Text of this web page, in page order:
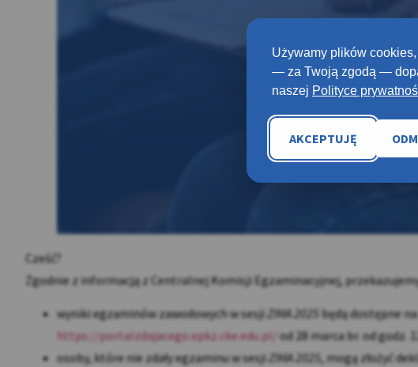
Używamy plików
— za Twoją zgodą —
naszej Polityce
AKCEPTUJĘ
Cześć?
Zgodnie z informacją z Centralnej Komisji Egzaminacyjnej,
wyniki egzaminów zawodowych w sesjiZIMA 2025 będą dostępne
https://portalzdajacego.epkz.cke.edu.pl/ od 28 marca br. od godz.
osoby, które nie zdały egzaminu w sesjiZIMA 2025, mogą złożyć